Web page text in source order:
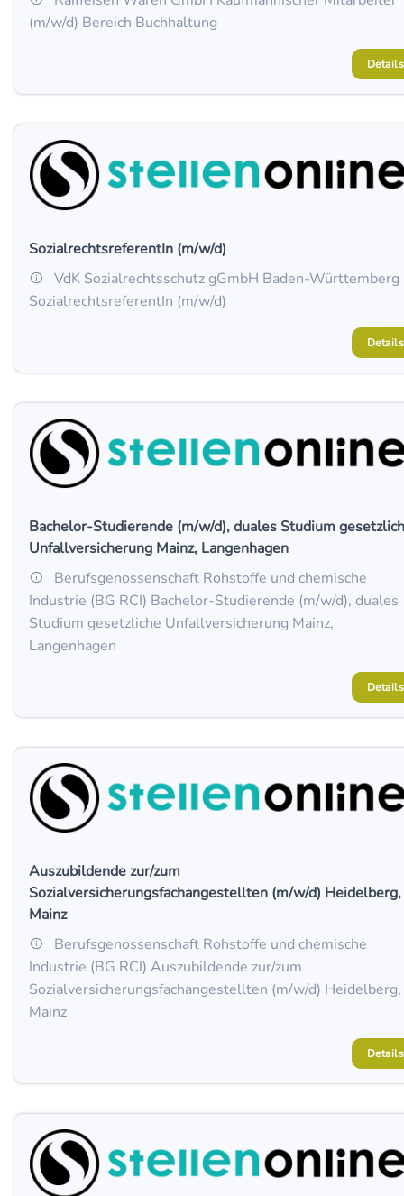
(m/w/d) Bereich Buchhaltung
Details
SozialrechtsreferentIn (m/w/d)
VdK Sozialrechtsschutz gGmbH Baden-Württemberg
SozialrechtsreferentIn (m/w/d)
Details
Bachelor-Studierende (m/w/d), duales Studium
Unfallversicherung Mainz, Langenhagen
Berufsgenossenschaft Rohstoffe und chemische
Industrie (BG RCI) Bachelor-Studierende (m/w/d), duales
Studium gesetzliche Unfallversicherung Mainz,
Langenhagen
Details
Auszubildende zur/zum
Sozialversicherungsfachangestellten (m/w/d) Heidelberg,
Mainz
Berufsgenossenschaft Rohstoffe und chemische
Industrie (BG RCI) Auszubildende zur/zum
Sozialversicherungsfachangestellten (m/w/d) Heidelberg,
Mainz
Details